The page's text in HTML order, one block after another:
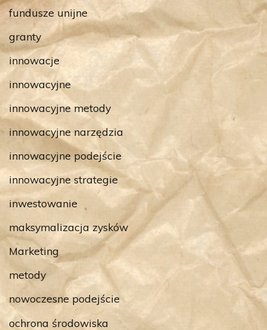
fundusze unijne
granty
innowacje
innowacyjne
innowacyjne metody
innowacyjne narzędzia
innowacyjne podejście
innowacyjne strategie
inwestowanie
maksymalizacja zysków
Marketing
metody
nowoczesne podejście
ochrona środowiska